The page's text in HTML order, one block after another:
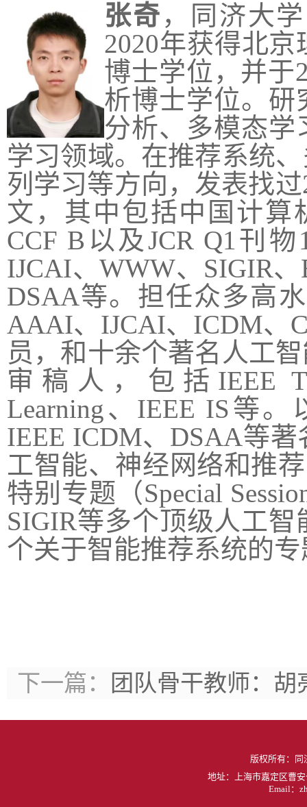
张奇 ，同济大
2020年获得北
博士学位，并于
析博士学位。研
分析、多模态学
学习领域。在推荐系统
列学习等方向，发表找
文，其中包括中国计算
CCF B以及JCR Q1刊
IJCAI、WWW、SIGIR
DSAA等。担任众多高
AAAI、IJCAI、ICDM、
员，和十余个著名人工
审稿人，包括IEEE
Learning、IEEE IS等
IEEE ICDM、DSAA等
工智能、神经网络和推
特别专题（Special
SIGIR等多个顶级人工
个关于智能推荐系统的
下一篇： 团队骨干教师：胡
版权所有：同
地址：上海市嘉定区曹
Email：